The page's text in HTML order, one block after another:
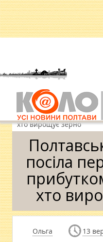
Головна » Новини »
компанія посіла перше
хто вирощує зерно
посіла
хто
Ольга
13